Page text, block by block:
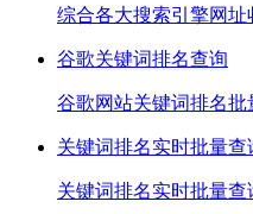
综合各大搜索引擎网址
谷歌关键词排名查询
谷歌网站关键词排名批
关键词排名实时批量查
关键词排名实时批量查